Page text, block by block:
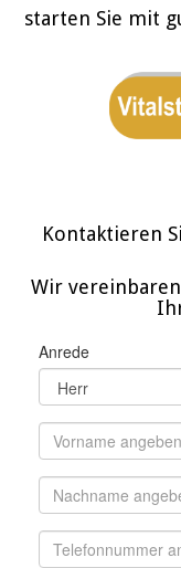
starten Sie mit
Kontaktieren
Wir